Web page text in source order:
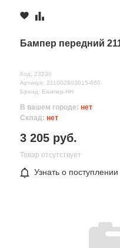
Все поля формы обязательны
Отправляя форму вы
Бампер передний
Код: 23230
Артикул: 211002803015-660
Бренд: Бампер-НН
В вашем городе: нет
Склад: нет
3 205 руб.
Товар отсутствует
Узнать о поступлении